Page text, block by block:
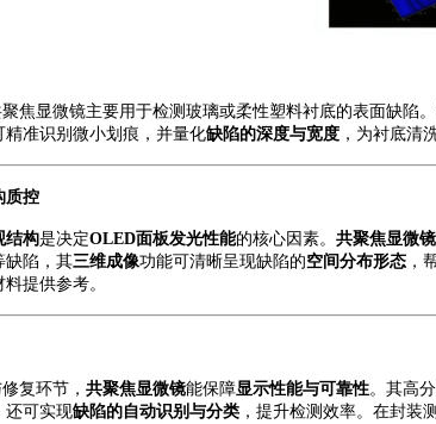
焦显微镜主要用于检测玻璃或柔性塑料衬底的表面缺陷
准识别 微小划痕 ，并量化缺陷的深度与宽度 ，为衬底清
质控
结构是决定OLED面板发光性能的核心因素。 共聚焦显微镜
缺陷，其三维成像功能可清晰呈现缺陷的空间分布形态 ，
提供参考。
复环节， 共聚焦显微镜能保障显示性能与可靠性。其高
还可实现缺陷的自动识别与分类 ，提升检测效率。在封装